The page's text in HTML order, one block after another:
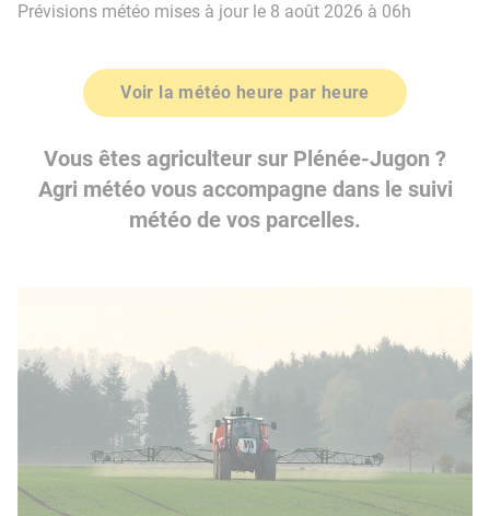
Prévisions météo mises à jour le 8 août 2026 à 06h
Voir la météo heure par heure
Vous êtes agriculteur sur Plénée-Jugon ?
Agri météo vous accompagne dans le suivi
météo de vos parcelles.